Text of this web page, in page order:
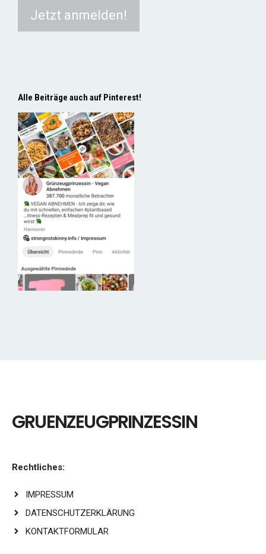
Alle Beiträge auch auf Pinterest!
GRUENZEUGPRINZESSIN
Rechtliches:
IMPRESSUM
DATENSCHUTZERKLÄRUNG
KONTAKTFORMULAR